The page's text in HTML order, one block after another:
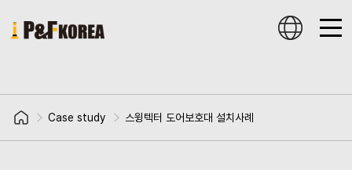
Case study 스윙텍터 도어보호대 설치사례